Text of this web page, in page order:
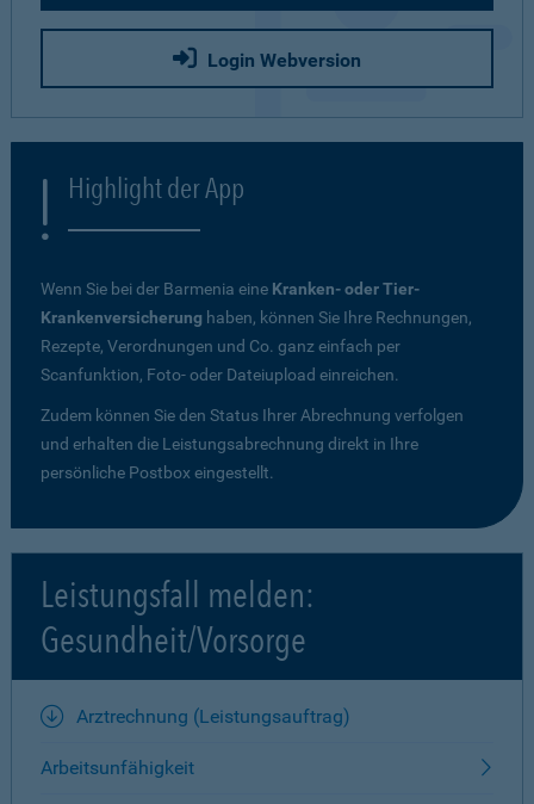
Login Webversion
Highlight der App
Wenn Sie bei der Barmenia eine Kranken- oder Tier-
Krankenversicherung haben, können Sie Ihre Rechnungen,
Rezepte, Verordnungen und Co. ganz einfach per
Scanfunktion, Foto- oder Dateiupload einreichen.
Zudem können Sie den Status Ihrer Abrechnung verfolgen
und erhalten die Leistungsabrechnung direkt in Ihre
persönliche Postbox eingestellt.
Leistungsfall melden:
Gesundheit/Vorsorge
Arztrechnung (Leistungsauftrag)
Arbeitsunfähigkeit